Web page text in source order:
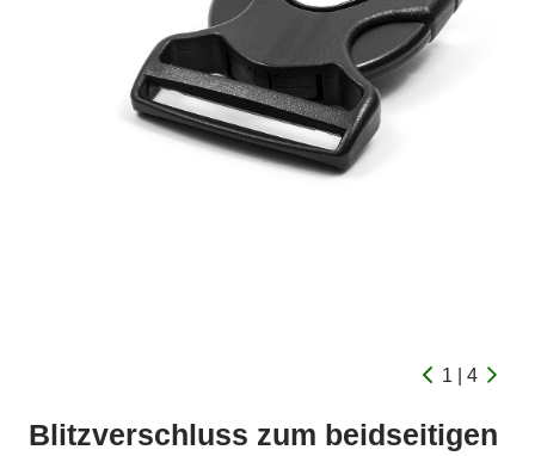
1 | 4
Blitzverschluss zum beidseitigen